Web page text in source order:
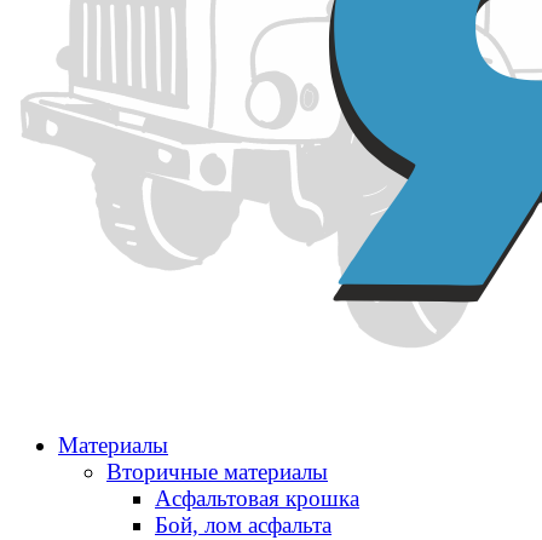
Материалы
Вторичные материалы
Асфальтовая крошка
Бой, лом асфальта